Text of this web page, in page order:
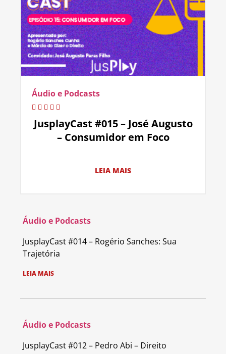
Áudio e Podcasts
JusplayCast #015 – José Augusto
– Consumidor em Foco
LEIA MAIS
Áudio e Podcasts
JusplayCast #014 – Rogério Sanches: Sua
Trajetória
LEIA MAIS
Áudio e Podcasts
JusplayCast #012 – Pedro Abi – Direito